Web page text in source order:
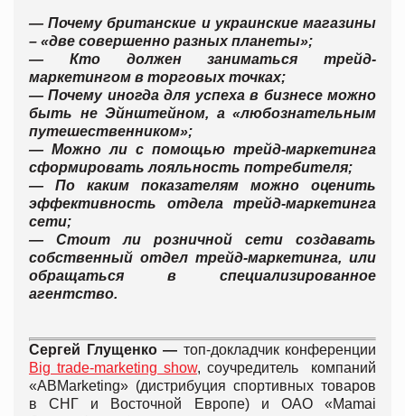
— Почему британские и украинские магазины
– «две совершенно разных планеты»;
— Кто должен заниматься трейд-
маркетингом в торговых точках;
— Почему иногда для успеха в бизнесе можно
быть не Эйнштейном, а «любознательным
путешественником»;
— Можно ли с помощью трейд-маркетинга
сформировать лояльность потребителя;
— По каким показателям можно оценить
эффективность отдела трейд-маркетинга
сети;
— Стоит ли розничной сети создавать
собственный отдел трейд-маркетинга, или
обращаться в специализированное
агентство.
Сергей Глущенко — топ-докладчик конференции
Big trade-marketing show, соучредитель компаний
«ABMarketing» (дистрибуция спортивных товаров
в СНГ и Восточной Европе) и ОАО «Mamai